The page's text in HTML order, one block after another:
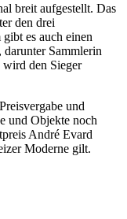
breit aufgestellt. Das
den drei
es auch einen
Sammlerin
den Sieger
und
und Objekte noch
André Evard
Moderne gilt.